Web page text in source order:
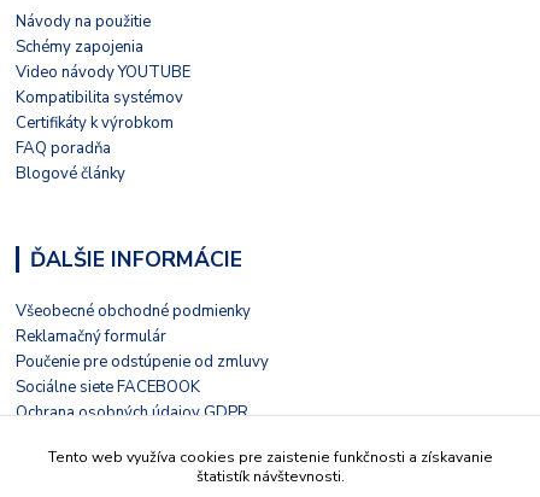
Návody na použitie
Schémy zapojenia
Video návody YOUTUBE
Kompatibilita systémov
Certifikáty k výrobkom
FAQ poradňa
Blogové články
ĎALŠIE INFORMÁCIE
Všeobecné obchodné podmienky
Reklamačný formulár
Poučenie pre odstúpenie od zmluvy
Sociálne siete FACEBOOK
Ochrana osobných údajov GDPR
Kontaktný formulár
Tento web využíva cookies pre zaistenie funkčnosti a získavanie
štatistík návštevnosti.